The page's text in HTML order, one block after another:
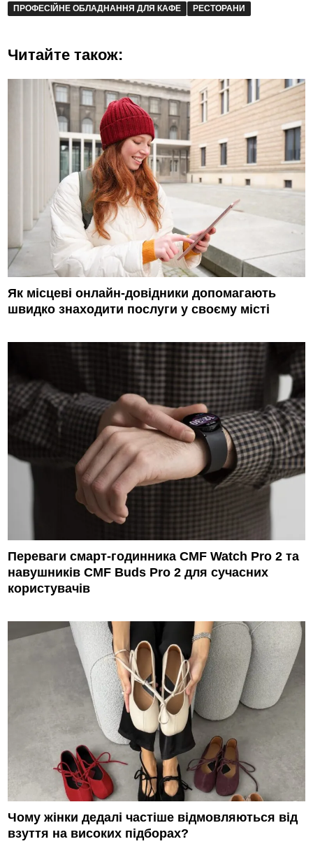
ПРОФЕСІЙНЕ ОБЛАДНАННЯ ДЛЯ КАФЕ РЕСТОРАНИ
Читайте також:
Як місцеві онлайн-довідники допомагають
швидко знаходити послуги у своєму місті
Переваги смарт-годинника CMF Watch Pro 2 та
навушників CMF Buds Pro 2 для сучасних
користувачів
Чому жінки дедалі частіше відмовляються від
взуття на високих підборах?